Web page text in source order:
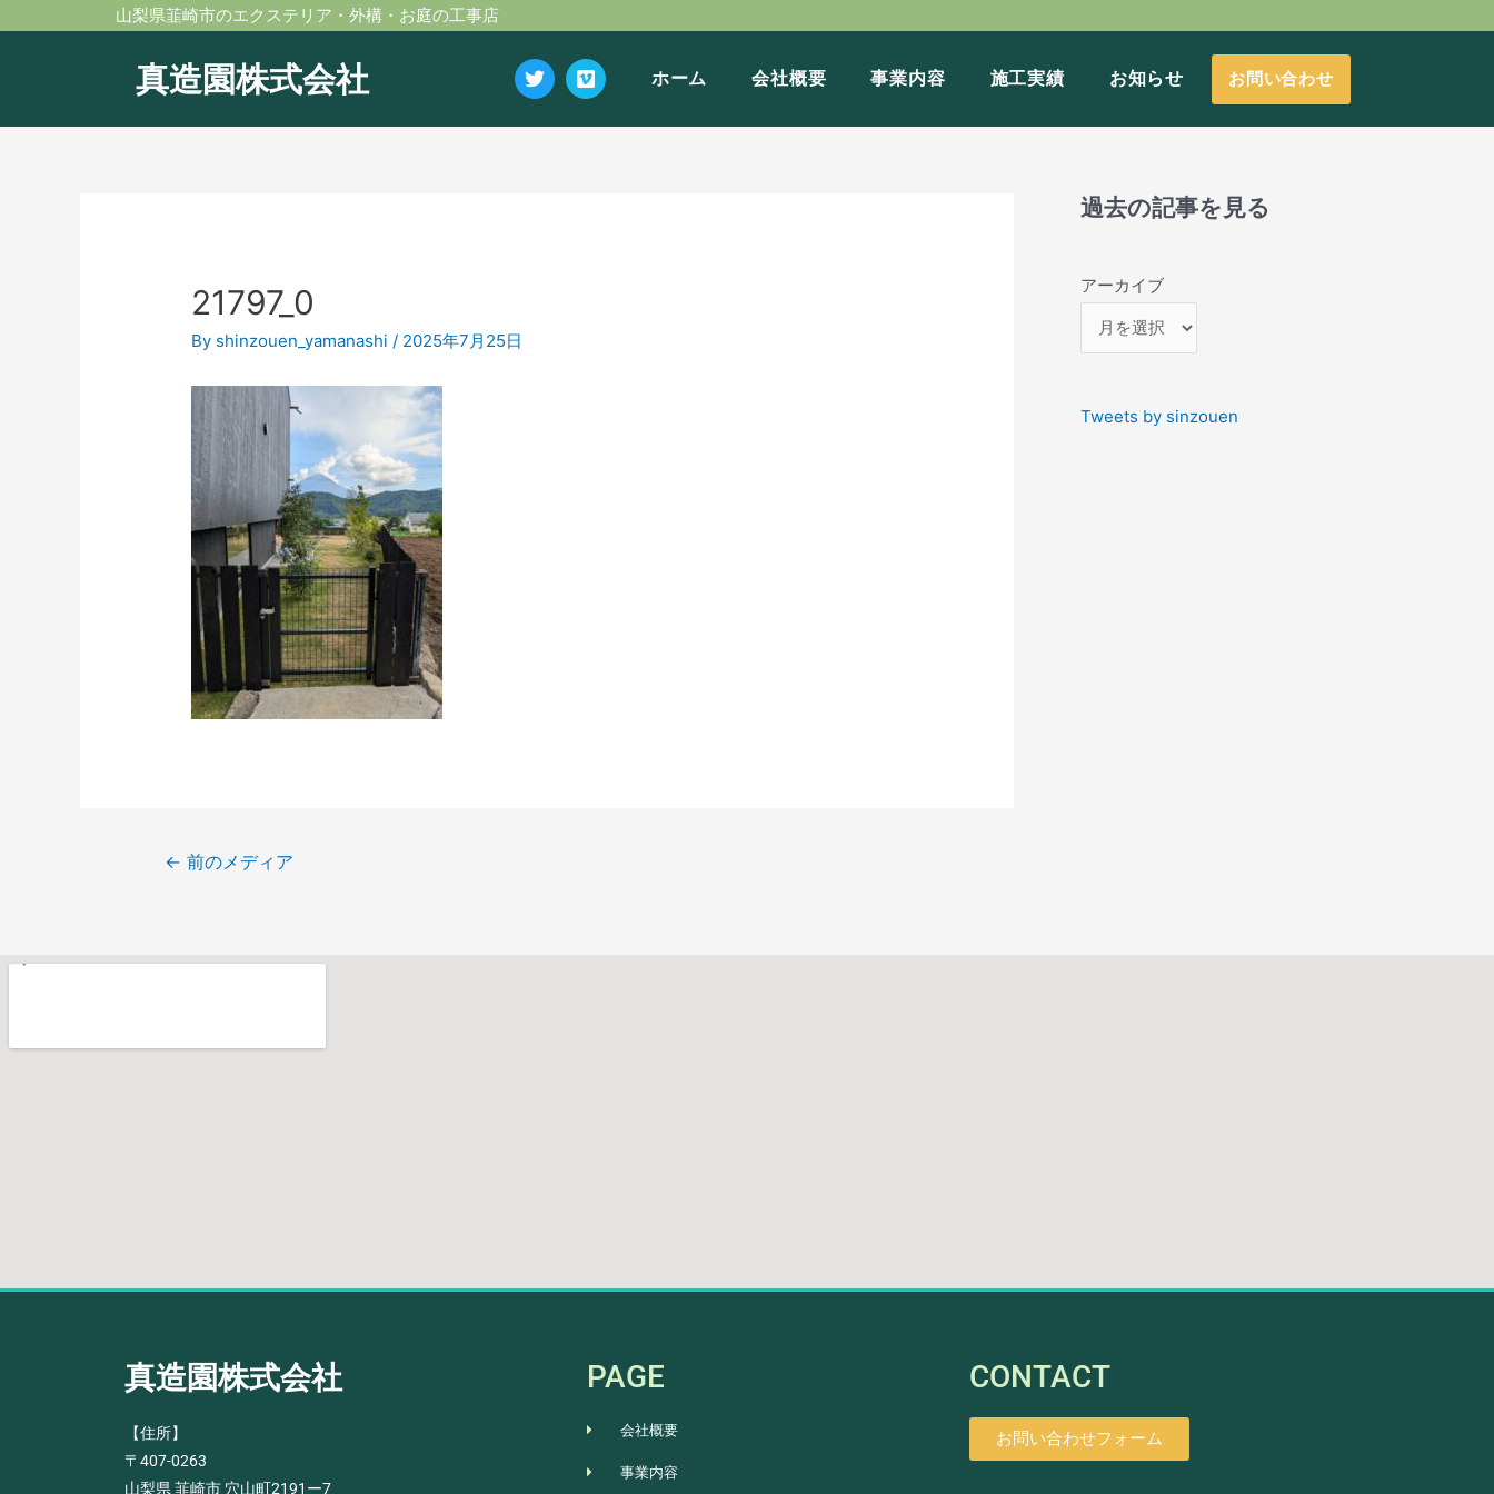
容
山梨県韮崎市のエクステリア・外構・お庭の工事店
真造園株式会社 TwitterVimeo ホーム 会社概要 事業内容 施工実績 お知らせ お問い合わせ
21797_0
By shinzouen_yamanashi/ 2025年7月25日
投
稿
ナ
ビ
← 前のメディア
過去の記事を見る
アーカイブ
Tweets by sinzouen
真造園株式会社
【住所】
〒407-0263
山梨県 韮崎市 穴山町2191ー7
PAGE
会社概要
事業内容
CONTACT
お問い合わせフォーム